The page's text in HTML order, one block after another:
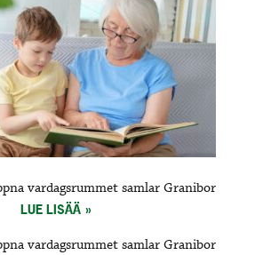
vardagsrummet samlar Granibor
LUE LISÄÄ
vardagsrummet samlar Granibor